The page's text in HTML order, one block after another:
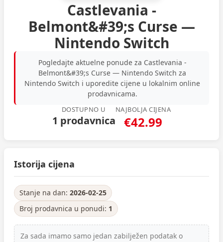
Castlevania -
Belmont&#39;s Curse —
Nintendo Switch
Pogledajte aktuelne ponude za Castlevania -
Belmont&#39;s Curse — Nintendo Switch za
Nintendo Switch i uporedite cijene u lokalnim online
prodavnicama.
DOSTUPNO U
1 prodavnica
NAJBOLJA CIJENA
€42.99
Istorija cijena
Stanje na dan: 2026-02-25
Broj prodavnica u ponudi: 1
Za sada imamo samo jedan zabilježen podatak o